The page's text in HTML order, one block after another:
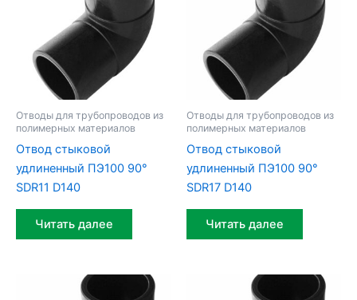
Отводы для трубопроводов из
полимерных материалов
Отвод стыковой
удлиненный ПЭ100 90°
SDR11 D140
Читать далее
Отводы для трубопроводов из
полимерных материалов
Отвод стыковой
удлиненный ПЭ100 90°
SDR17 D140
Читать далее